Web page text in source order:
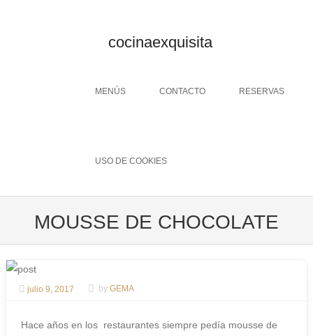
cocinaexquisita
Menu
SKIP TO CONTENT
MENÚS CONTACTO RESERVAS
USO DE COOKIES
MOUSSE DE CHOCOLATE
julio 9, 2017 by GEMA
Hace años en los restaurantes siempre pedía mousse de